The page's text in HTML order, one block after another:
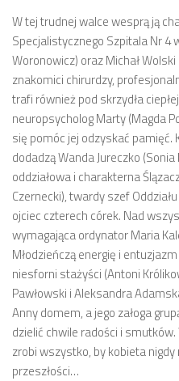
W tej trudnej walce wesprą ją
Specjalistycznego Szpitala Nr 4
Woronowicz) oraz Michał
znakomici chirurdzy,
trafi również pod skrzydła
neuropsycholog Marty (Magda
się pomóc jej odzyskać pamięć.
dodadzą Wanda Jureczko
oddziałowa i charakterna
Czernecki), twardy szef
ojciec czterech córek. Nad
wymagająca ordynator Maria
Młodzieńczą energię i
niesforni stażyści (Antoni
Pawłowski i Aleksandra
Anny domem, a jego załoga
dzielić chwile radości i
zrobi wszystko, by kobieta
przeszłości…